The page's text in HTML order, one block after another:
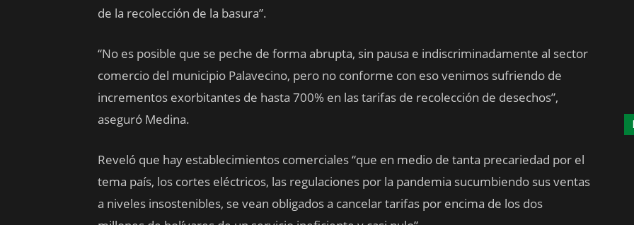
de la recolección de la basura”.
“No es posible que se peche de forma abrupta, sin pausa e indiscriminadamente al sector
comercio del municipio Palavecino, pero no conforme con eso venimos sufriendo de
incrementos exorbitantes de hasta 700% en las tarifas de recolección de desechos”,
aseguró Medina.
Reveló que hay establecimientos comerciales “que en medio de tanta precariedad por el
tema país, los cortes eléctricos, las regulaciones por la pandemia sucumbiendo sus ventas
a niveles insostenibles, se vean obligados a cancelar tarifas por encima de los dos